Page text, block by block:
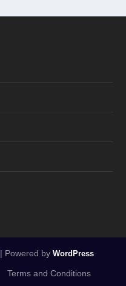
| Powered by WordPress
Terms and Conditions